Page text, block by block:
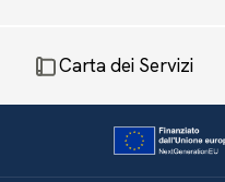
Carta dei Servizi